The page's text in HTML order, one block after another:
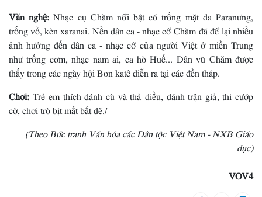
Văn nghệ:Nhạc cụ Chăm nổi bật có trống mặt da Paranưng,
trống vỗ, kèn xaranai. Nền dân ca - nhạc cổ Chăm đã để lại nhiều
ảnh hưởng đến dân ca - nhạc cổ của người Việt ở miền Trung
như trống cơm, nhạc nam ai, ca hò Huế... Dân vũ Chăm được
thấy trong các ngày hội Bon katê diễn ra tại các đền tháp.
Chơi: Trẻ em thích đánh cù và thả diều, đánh trận giả, thi cướp
cờ, chơi trò bịt mắt bắt dê./
(Theo Bức tranh Văn hóa các Dân tộc Việt Nam - NXB Giáo
dục)
VOV4